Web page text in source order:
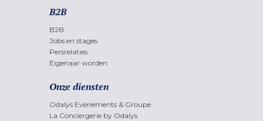
B2B
B2B
Jobs en stages
Persrelaties
Eigenaar worden
Onze diensten
Odalys Evènements & Groupe
La Conciergerie by Odalys